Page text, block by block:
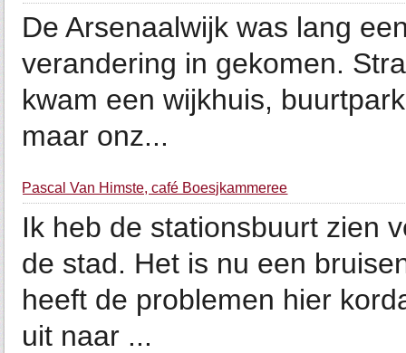
De Arsenaalwijk was lang
verandering in gekomen.
kwam een wijkhuis,
maar onz...
Pascal Van Himste, café Boesjkammeree
Ik heb de stationsbuurt zien
de stad. Het is nu een
heeft de problemen hier
uit naar ...